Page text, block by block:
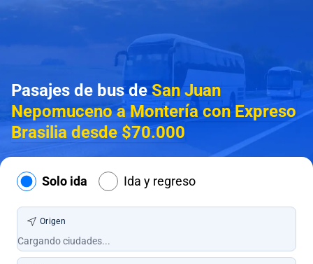
Pasajes de bus deSan Juan
Nepomuceno a Montería con Expreso
Brasilia desde $70.000
Solo ida Ida y regreso
Origen